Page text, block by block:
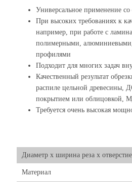
Универсальное применение
При высоких требованиях к
например, при работе с
полимерными,
профилями
Подходит для многих задач
Качественный результат
распиле цельной древесины,
покрытием или облицовкой,
Требуется очень высокая
Диаметр х ширина реза х отверстие
Материал